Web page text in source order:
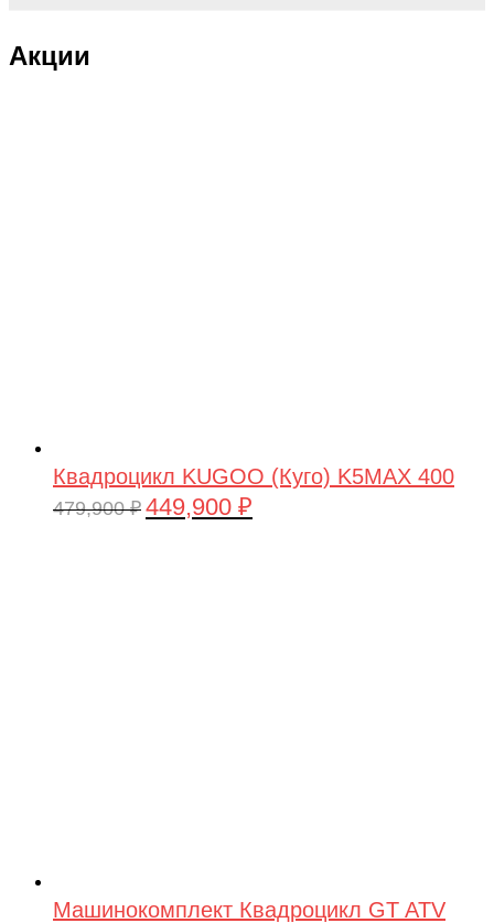
Акции
Квадроцикл KUGOO (Куго) K5MAX 400
479,900₽ Первоначальная
449,900 ₽
Машинокомплект Квадроцикл GT ATV